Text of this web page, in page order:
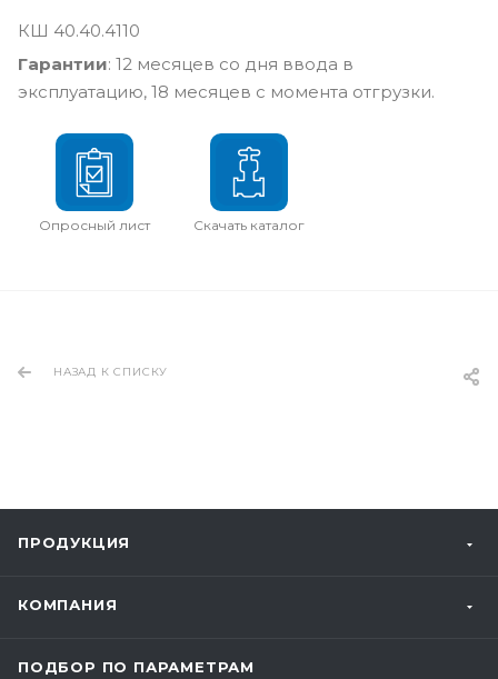
КШ 40.40.4110
Гарантии: 12 месяцев со дня ввода в
эксплуатацию, 18 месяцев с момента отгрузки.
Опросный лист Скачать каталог
НАЗАД К СПИСКУ
ПРОДУКЦИЯ
КОМПАНИЯ
ПОДБОР ПО ПАРАМЕТРАМ